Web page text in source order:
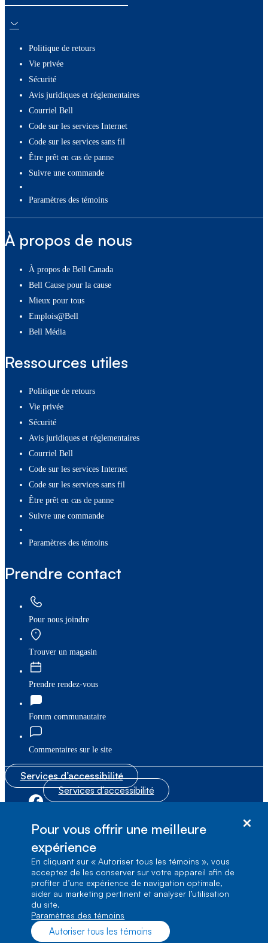
Politique de retours
Vie privée
Sécurité
Avis juridiques et réglementaires
Courriel Bell
Code sur les services Internet
Code sur les services sans fil
Être prêt en cas de panne
Suivre une commande
paramètres des témoins
À propos de nous
À propos de Bell Canada
Bell Cause pour la cause
Mieux pour tous
Emplois@Bell
Bell Média
Ressources utiles
Politique de retours
Vie privée
Sécurité
Avis juridiques et réglementaires
Courriel Bell
Code sur les services Internet
Code sur les services sans fil
Être prêt en cas de panne
Suivre une commande
paramètres des témoins
Prendre contact
Pour nous joindre
Trouver un magasin
Prendre rendez-vous
Forum communautaire
Commentaires sur le site
Services d’accessibilité
Services d’accessibilité
1, carrefour Alexander-Graham-Bell, Aile A-7,
Verdun, Québec, H3E 3B3
Pour vous offrir une meilleure
expérience
En cliquant sur « Autoriser tous les témoins », vous
acceptez de les conserver sur votre appareil afin de
profiter d’une expérience de navigation optimale,
aider au marketing pertinent et analyser l’utilisation
du site.
Paramètres des témoins
Autoriser tous les témoins